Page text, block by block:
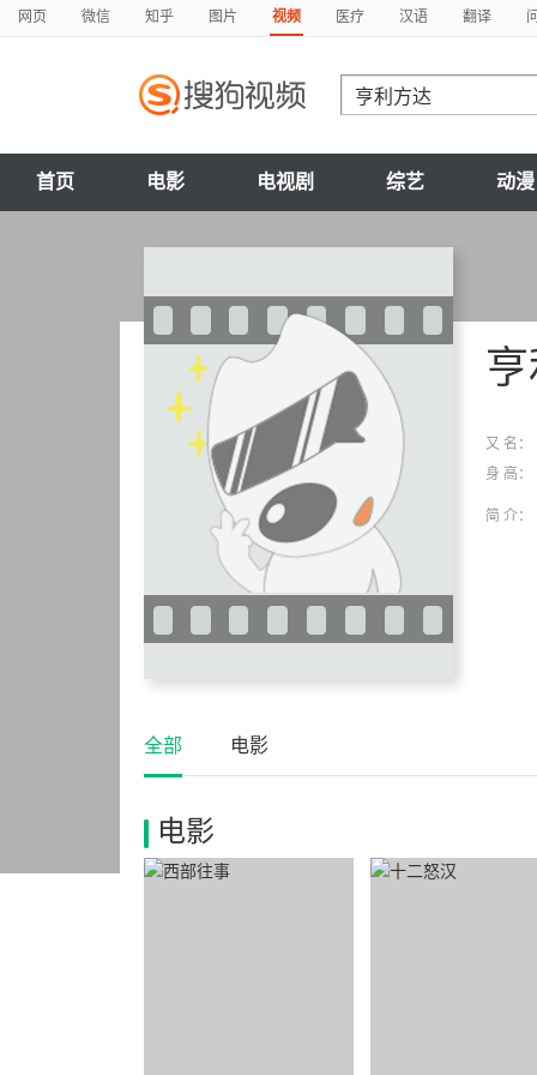
网页 微信 知乎 图片 视频 医疗 汉语 翻译
首页 电影 电视剧 综艺 动漫
又 名：
身 高：
简 介：
全部 电影
电影